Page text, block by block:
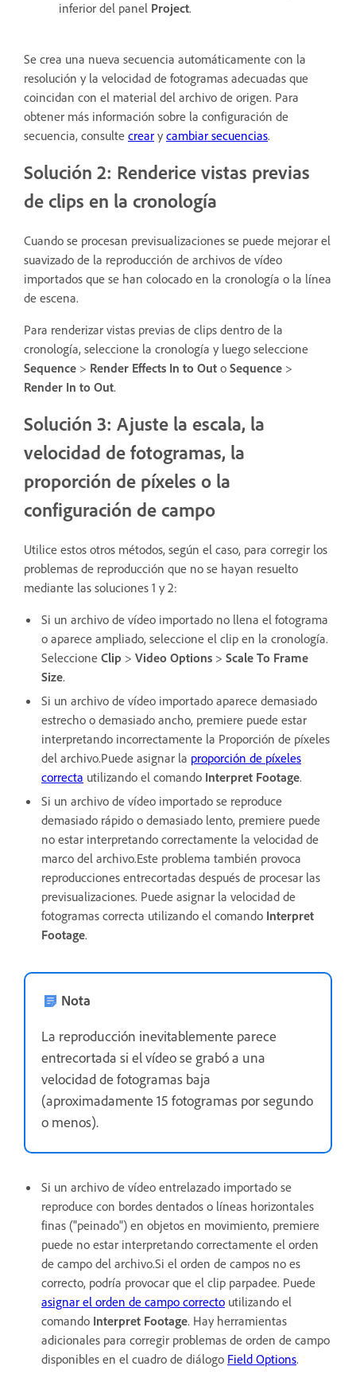
inferior del panel Project.
Se crea una nueva secuencia automáticamente con la
resolución y la velocidad de fotogramas adecuadas que
coincidan con el material del archivo de origen. Para
obtener más información sobre la configuración de
secuencia, consulte crear y cambiar secuencias.
Solución 2: Renderice vistas previas
de clips en la cronología
Cuando se procesan previsualizaciones se puede mejorar el
suavizado de la reproducción de archivos de vídeo
importados que se han colocado en la cronología o la línea
de escena.
Para renderizar vistas previas de clips dentro de la
cronología, seleccione la cronología y luego seleccione
Sequence > Render Effects In to Out o Sequence >
Render In to Out.
Solución 3: Ajuste la escala, la
velocidad de fotogramas, la
proporción de píxeles o la
configuración de campo
Utilice estos otros métodos, según el caso, para corregir los
problemas de reproducción que no se hayan resuelto
mediante las soluciones 1 y 2:
Si un archivo de vídeo importado no llena el fotograma
o aparece ampliado, seleccione el clip en la cronología.
Seleccione Clip > Video Options > Scale To Frame
Size.
Si un archivo de vídeo importado aparece demasiado
estrecho o demasiado ancho, premiere puede estar
interpretando incorrectamente la Proporción de píxeles
del archivo.Puede asignar la proporción de píxeles
correcta utilizando el comando Interpret Footage.
Si un archivo de vídeo importado se reproduce
demasiado rápido o demasiado lento, premiere puede
no estar interpretando correctamente la velocidad de
marco del archivo.Este problema también provoca
reproducciones entrecortadas después de procesar las
previsualizaciones. Puede asignar la velocidad de
fotogramas correcta utilizando el comando Interpret
Footage.
Nota
La reproducción inevitablemente parece
entrecortada si el vídeo se grabó a una
velocidad de fotogramas baja
(aproximadamente 15 fotogramas por segundo
o menos).
Si un archivo de vídeo entrelazado importado se
reproduce con bordes dentados o líneas horizontales
finas ("peinado") en objetos en movimiento, premiere
puede no estar interpretando correctamente el orden
de campo del archivo.Si el orden de campos no es
correcto, podría provocar que el clip parpadee. Puede
asignar el orden de campo correcto utilizando el
comando Interpret Footage. Hay herramientas
adicionales para corregir problemas de orden de campo
disponibles en el cuadro de diálogo Field Options.